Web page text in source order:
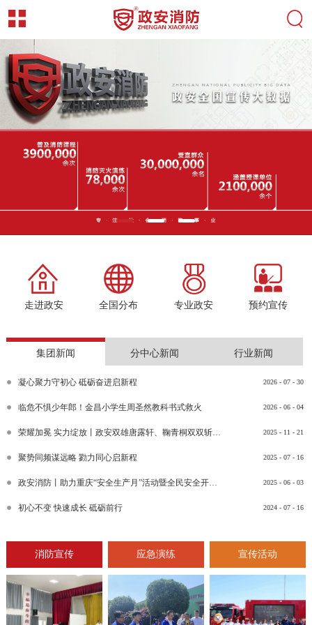
走进政安 全国分布 专业政安 预约宣传
集团新闻 分中心新闻 行业新闻
2026 - 07 - 30
凝心聚力守初心 砥砺奋进启新程
2026 - 06 - 04
临危不惧少年郎！金昌小学生周圣然教科书式救火
2025 - 11 - 21
荣耀加冕 实力绽放丨政安双雄唐露轩、鞠青桐双双斩获“渝消蓝盾讲师团金牌讲师”比武竞赛决赛大奖
2025 - 07 - 16
聚势同频谋远略 勠力同心启新程
2025 - 06 - 03
政安消防丨助力重庆“安全生产月”活动暨全民安全开放日活动
2024 - 07 - 16
初心不变 快速成长 砥砺前行
消防宣传 应急演练 宣传活动